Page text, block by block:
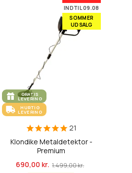
INDTIL 09.08
SOMMER
UDSALG
GRATIS
LEVERING
HURTIG
LEVERING
21
Klondike Metaldetektor -
Premium
690,00 kr. 1.499,00 kr.